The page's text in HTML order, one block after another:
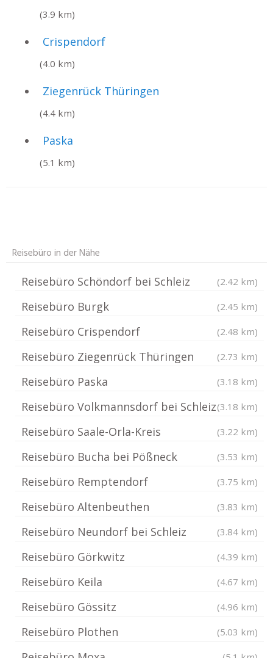
(3.9 km)
Crispendorf
(4.0 km)
Ziegenrück Thüringen
(4.4 km)
Paska
(5.1 km)
Reisebüro in der Nähe
Reisebüro Schöndorf bei Schleiz (2.42 km)
Reisebüro Burgk (2.45 km)
Reisebüro Crispendorf (2.48 km)
Reisebüro Ziegenrück Thüringen (2.73 km)
Reisebüro Paska (3.18 km)
Reisebüro Volkmannsdorf bei Schleiz(3.18 km)
Reisebüro Saale-Orla-Kreis (3.22 km)
Reisebüro Bucha bei Pößneck (3.53 km)
Reisebüro Remptendorf (3.75 km)
Reisebüro Altenbeuthen (3.83 km)
Reisebüro Neundorf bei Schleiz (3.84 km)
Reisebüro Görkwitz (4.39 km)
Reisebüro Keila (4.67 km)
Reisebüro Gössitz (4.96 km)
Reisebüro Plothen (5.03 km)